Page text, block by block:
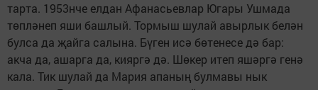
тарта. 1953нче елдан Афанасьевлар Югары Ушмада
төпләнеп яши башлый. Тормыш шулай авырлык белән
булса да җайга салына. Бүген исә бөтенесе дә бар:
акча да, ашарга да, кияргә дә. Шөкер итеп яшәргә генә
кала. Тик шулай да Мария апаның булмавы нык